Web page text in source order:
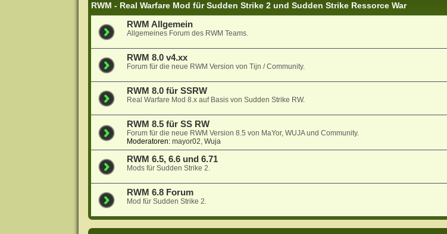
RWM - Real Warfare Mod für Sudden Strike 2 und Sudden Strike Ressorce War
RWM Allgemein
Allgemeines Forum des RWM Teams.
RWM 8.0 v4.xx
Forum für die neue RWM Version von Tijn / Community.
RWM 8.0 für SSRW
Real Warfare Mod 8.x auf Basis von Sudden Strike RW.
RWM 8.5 für SS RW
Forum für die neue RWM Version 8.5 von MaYor, WUJA und Community.
Moderatoren: mayor02, Wuja
RWM 6.5, 6.6 und 6.71
Mods für Sudden Strike 2.
RWM 6.8 Forum
Mod für Sudden Strike 2.